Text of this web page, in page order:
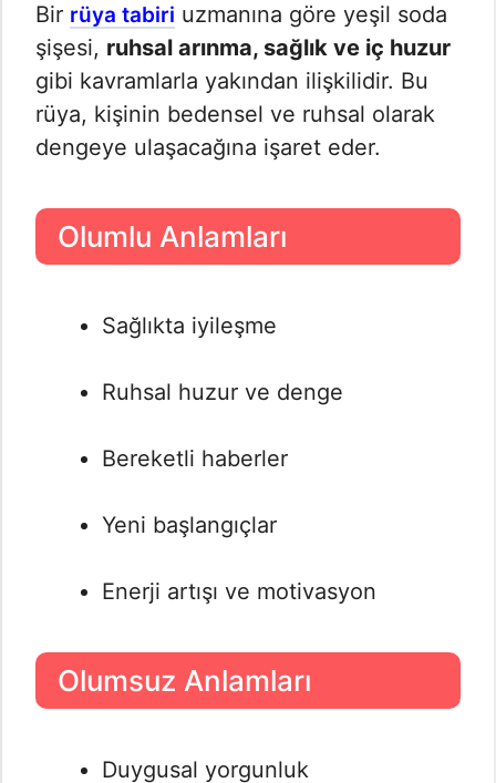
Bir rüya tabiri uzmanına göre yeşil soda
şişesi, ruhsal arınma, sağlık ve iç huzur
gibi kavramlarla yakından ilişkilidir. Bu
rüya, kişinin bedensel ve ruhsal olarak
dengeye ulaşacağına işaret eder.
Olumlu Anlamları
Sağlıkta iyileşme
Ruhsal huzur ve denge
Bereketli haberler
Yeni başlangıçlar
Enerji artışı ve motivasyon
Olumsuz Anlamları
Duygusal yorgunluk